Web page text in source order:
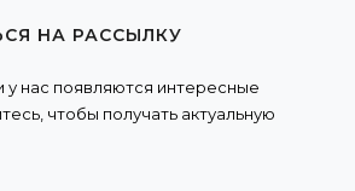
НА РАССЫЛКУ
нас появляются интересные
чтобы получать актуальную